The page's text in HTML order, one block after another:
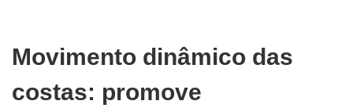
Movimento dinâmico das
costas: promove